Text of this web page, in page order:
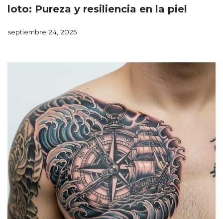
loto: Pureza y resiliencia en la piel
septiembre 24, 2025